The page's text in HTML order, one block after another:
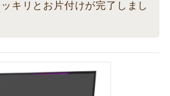
キリとお片付けが完了しまし